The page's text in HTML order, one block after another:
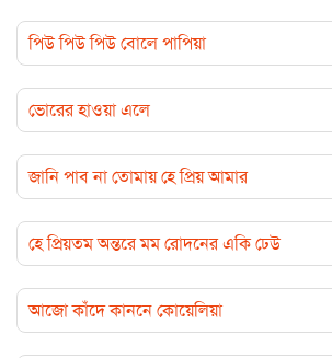
পিউ পিউ পিউ বোলে পাপিয়া
ভোরের হাওয়া এলে
জানি পাব না তোমায় হে প্রিয় আমার
হে প্রিয়তম অন্তরে মম রোদনের একি ঢেউ
আজো কাঁদে কাননে কোয়েলিয়া